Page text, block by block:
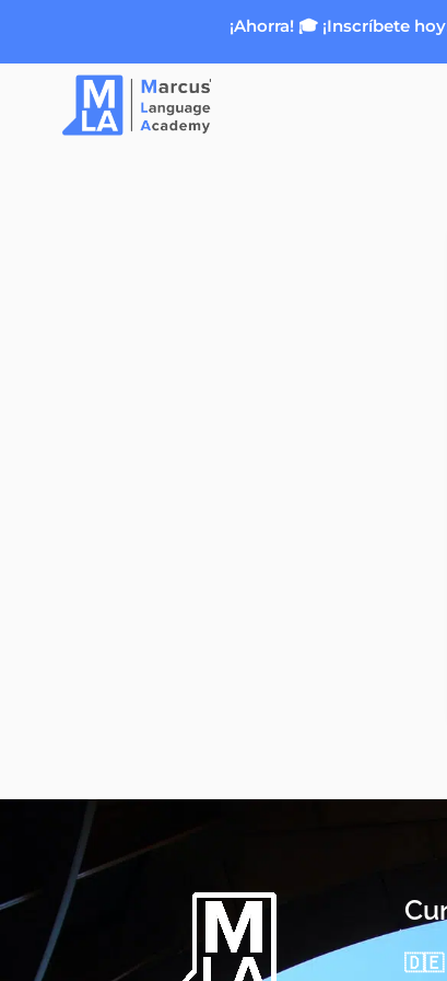
¡Ahorra! 🎓 ¡Inscríbete
🇩🇪